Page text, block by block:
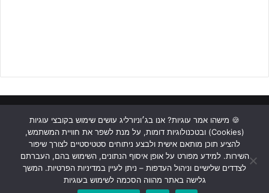
לקבלת הקטלוג המלא – לחצו על הבאנר!!
חמש דקות מתחילת המחצית השנייה רמת השרון הייתה קרובה מאוד
לשוויון אך הדיפה נהדרת שלעילאי פהימה שמרה על היתרון השבריר
של באר שבע. רמת השרון המשיכה להפעיל לחץ על שערה של באר
ראשי כתבות תכנים מקצועיים תנאי שימוש
מדיניות אבטחה
כתבו לנו
Facebook
YouTube
Instagram
🍪 מישהו אמר עוגיות? אנו בג׳וניורליג עושים שימוש בקובצי עוגיות
(Cookies) ובטכנולוגיות דומות, על מנת לשפר את חוויית המשתמש,
להציע תוכן מותאם אישית ולבצע ניתוחים סטטיסטיים לצורך שיפור
השירות. למידע מפורט על אופן איסוף הנתונים, השימוש בהם, העברתם
לצדדים שלישיים וניהול העדפות – ניתן לעיין במדיניות הפרטיות. המשך
גלישה באתר מהווה הסכמה לשימוש בעוגיות